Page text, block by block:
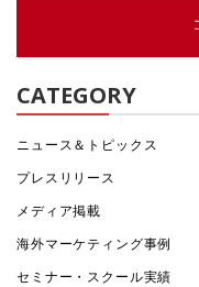
CATEGORY
ニュース＆トピックス
プレスリリース
メディア掲載
海外マーケティング事例
セミナー・スクール実績